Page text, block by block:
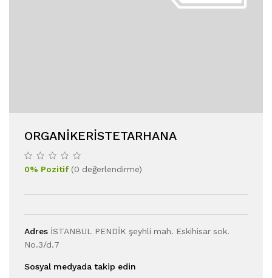
ORGANIKERISTETARHANA
0% Pozitif(0 değerlendirme)
Adres İSTANBUL PENDİK şeyhli mah. Eskihisar sok.
No.3/d.7
Sosyal medyada takip edin